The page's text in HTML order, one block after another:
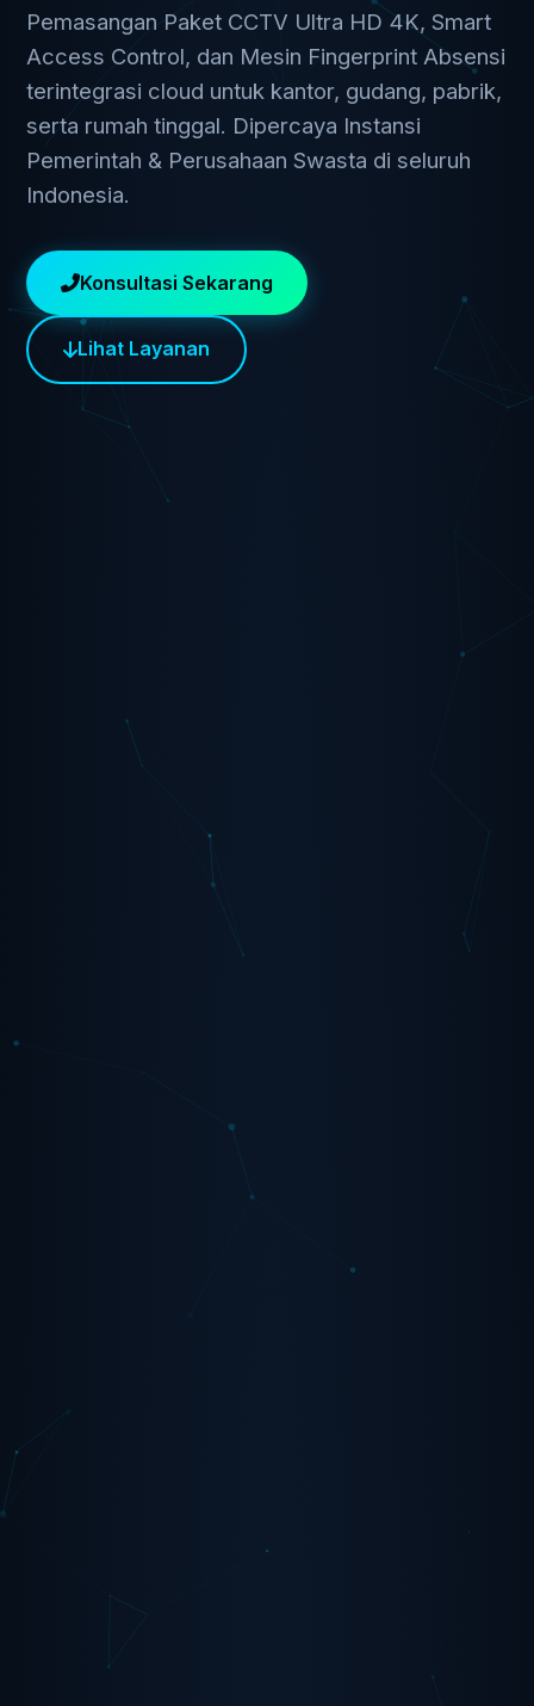
Pemasangan Paket CCTV Ultra HD 4K, Smart
Access Control, dan Mesin Fingerprint Absensi
terintegrasi cloud untuk kantor, gudang, pabrik,
serta rumah tinggal. Dipercaya Instansi
Pemerintah & Perusahaan Swasta di seluruh
Indonesia.
Konsultasi Sekarang
Lihat Layanan